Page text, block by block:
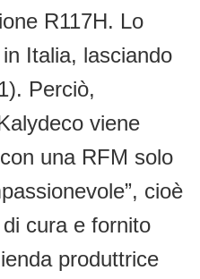
R117H. Lo
Italia, lasciando
Perciò,
viene
una RFM solo
cioè
cura e fornito
produttrice